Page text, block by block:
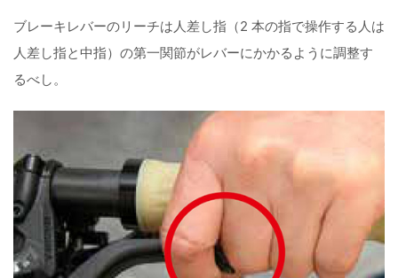
ブレーキレバーのリーチは人差し指（2 本の指で操作する人は
人差し指と中指）の第一関節がレバーにかかるように調整す
るべし。